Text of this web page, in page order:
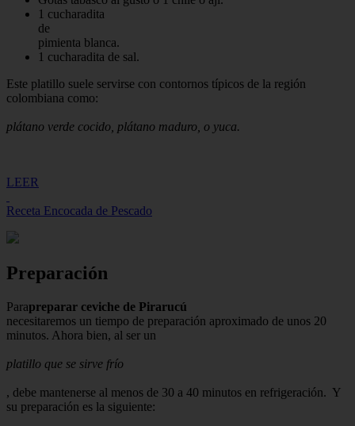
1 cucharadita
de
pimienta blanca.
1 cucharadita de sal.
Este platillo suele servirse con contornos típicos de la región
colombiana como:
plátano verde cocido, plátano maduro, o yuca.
LEER
Receta Encocada de Pescado
Preparación
Parapreparar ceviche de Pirarucú
necesitaremos un tiempo de preparación aproximado de unos 20
minutos. Ahora bien, al ser un
platillo que se sirve frío
, debe mantenerse al menos de 30 a 40 minutos en refrigeración. Y
su preparación es la siguiente: